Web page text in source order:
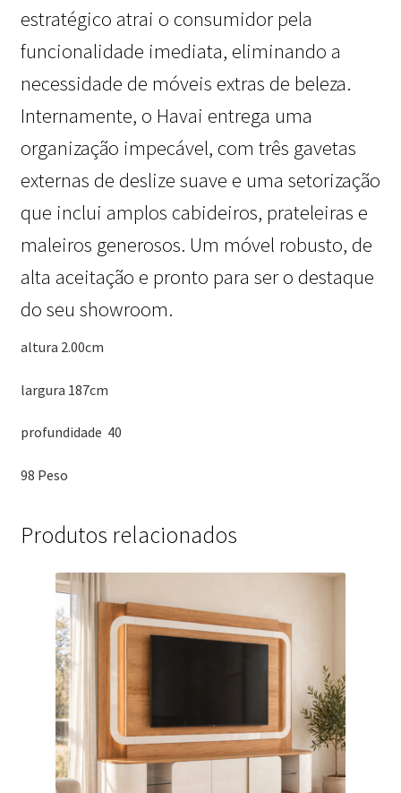
estratégico atrai o consumidor pela
funcionalidade imediata, eliminando a
necessidade de móveis extras de beleza.
Internamente, o Havai entrega uma
organização impecável, com três gavetas
externas de deslize suave e uma setorização
que inclui amplos cabideiros, prateleiras e
maleiros generosos. Um móvel robusto, de
alta aceitação e pronto para ser o destaque
do seu showroom.
altura 2.00cm
largura 187cm
profundidade 40
98 Peso
Produtos relacionados